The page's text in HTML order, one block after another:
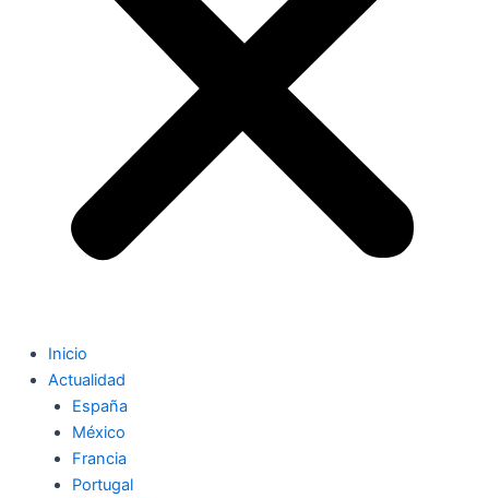
Inicio
Actualidad
España
México
Francia
Portugal